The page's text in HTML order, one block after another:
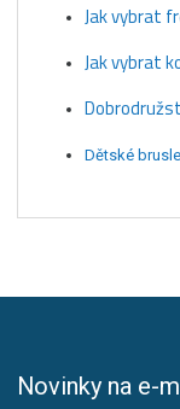
Jak vybrat
Jak vybrat
Dětské
Novinky na e-